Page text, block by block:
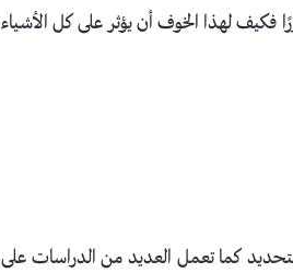
فكيف لهذا الخوف أن يؤثر على كل الأشياء
كما تعمل العديد من الدراسات على